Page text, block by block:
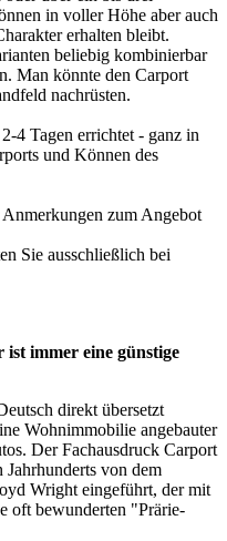
in voller Höhe aber auch
erhalten bleibt.
beliebig kombinierbar
Man könnte den Carport
nachrüsten.
4 Tagen errichtet - ganz in
und Können des
zum Angebot
Sie ausschließlich bei
immer eine günstige
direkt übersetzt
Wohnimmobilie angebauter
Der Fachausdruck Carport
Jahrhunderts von dem
Wright eingeführt, der mit
oft bewunderten "Prärie-